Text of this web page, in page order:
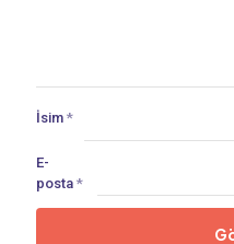
İsim *
E-
posta *